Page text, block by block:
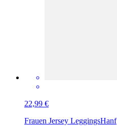
22,99 €
Frauen Jersey LeggingsHanf